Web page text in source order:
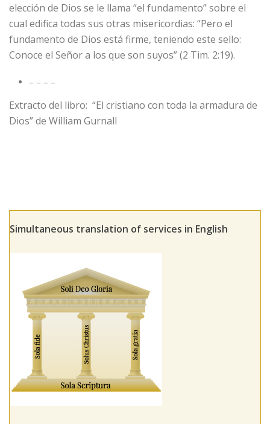
elección de Dios se le llama “el fundamento” sobre el
cual edifica todas sus otras misericordias: “Pero el
fundamento de Dios está firme, teniendo este sello:
Conoce el Señor a los que son suyos” (2 Tim. 2:19).
– – – –
Extracto del libro: “El cristiano con toda la armadura de
Dios” de William Gurnall
Simultaneous translation of services in English